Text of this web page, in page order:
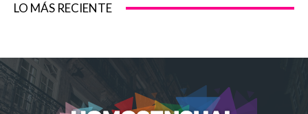
LO MÁS RECIENTE